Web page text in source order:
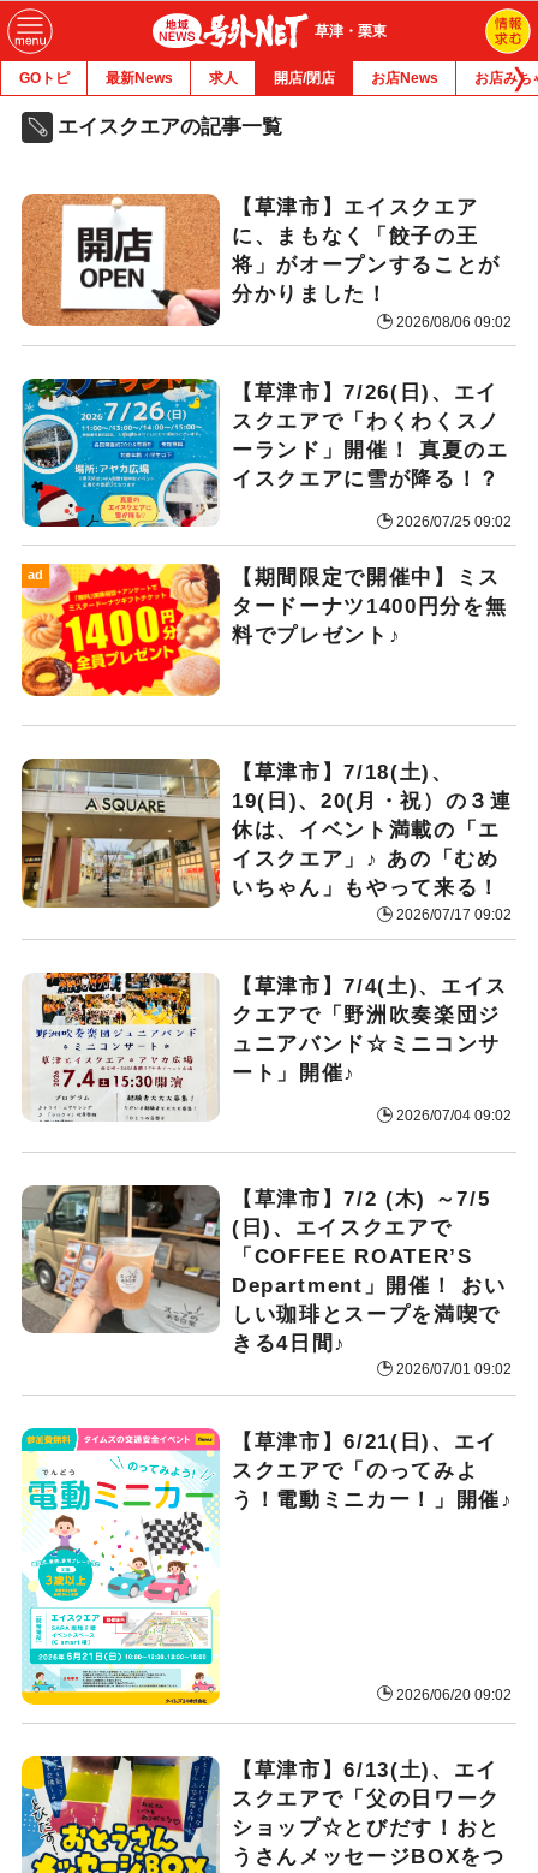
草津・栗東
GOトピ 最新News 求人 開店/閉店 お店News お店みち
エイスクエアの記事一覧
【草津市】エイスクエア
に、まもなく「餃子の王
将」がオープンすることが
分かりました！
2026/08/06 09:02
【草津市】7/26(日)、エイ
スクエアで「わくわくスノ
ーランド」開催！ 真夏のエ
イスクエアに雪が降る！？
2026/07/25 09:02
ad
【期間限定で開催中】ミス
タードーナツ1400円分を無
料でプレゼント♪
【草津市】7/18(土)、
19(日)、20(月・祝）の３連
休は、イベント満載の「エ
イスクエア」♪ あの「むめ
いちゃん」もやって来る！
2026/07/17 09:02
【草津市】7/4(土)、エイス
クエアで「野洲吹奏楽団ジ
ュニアバンド☆ミニコンサ
ート」開催♪
2026/07/04 09:02
【草津市】7/2 (木) ～7/5
(日)、エイスクエアで
「COFFEE ROATER’S
Department」開催！ おい
しい珈琲とスープを満喫で
きる4日間♪
2026/07/01 09:02
【草津市】6/21(日)、エイ
スクエアで「のってみよ
う！電動ミニカー！」開催♪
2026/06/20 09:02
【草津市】6/13(土)、エイ
スクエアで「父の日ワーク
ショップ☆とびだす！おと
うさんメッセージBOXをつ